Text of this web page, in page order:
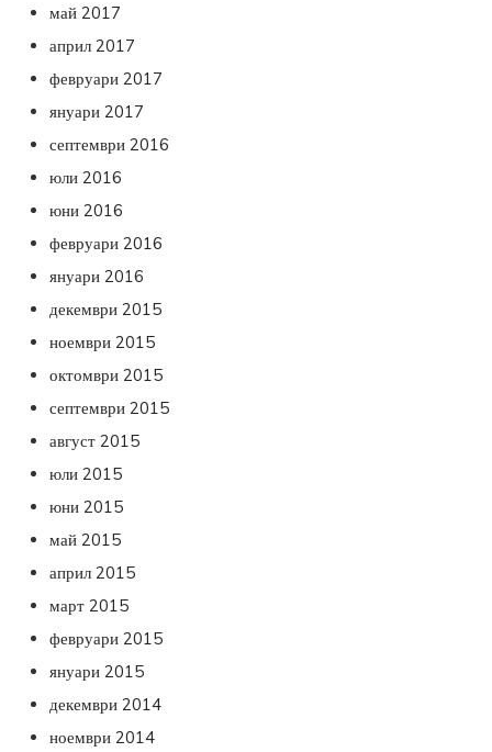
май 2017
април 2017
февруари 2017
януари 2017
септември 2016
юли 2016
юни 2016
февруари 2016
януари 2016
декември 2015
ноември 2015
октомври 2015
септември 2015
август 2015
юли 2015
юни 2015
май 2015
април 2015
март 2015
февруари 2015
януари 2015
декември 2014
ноември 2014